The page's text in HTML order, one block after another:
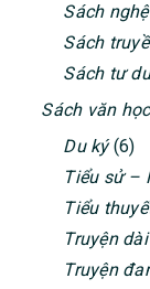
Sách
Sách
Sách tư
Sách văn học
Du ký(6)
Tiểu sử –
Tiểu
Truyện dài
Truyện